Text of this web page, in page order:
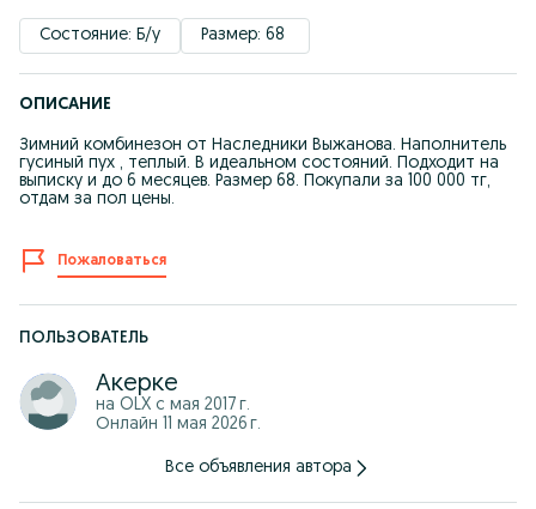
Состояние: Б/у Размер: 68
ОПИСАНИЕ
Зимний комбинезон от Наследники Выжанова. Наполнитель
гусиный пух , теплый. В идеальном состояний. Подходит на
выписку и до 6 месяцев. Размер 68. Покупали за 100 000 тг,
отдам за пол цены.
Пожаловаться
ПОЛЬЗОВАТЕЛЬ
Акерке
на OLX с мая 2017 г.
Онлайн 11 мая 2026 г.
Все объявления автора